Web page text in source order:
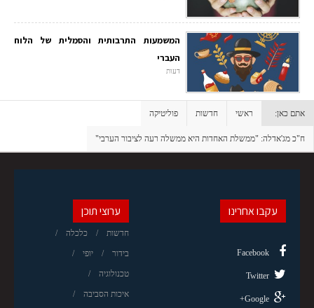
המשמעות התרבותית והסמלית של הלוח
העברי
דעות
אתם כאן: ראשי חדשות פוליטיקה
ח"כ מג'אדלה: "ממשלת האחדות היא ממשלה רעה לציבור הערבי"
ערוצי תוכן
חדשות כלכלה
בידור יופי
טכנולוגיה
איכות הסביבה
עקבו אחרינו
Facebook
Twitter
Google+